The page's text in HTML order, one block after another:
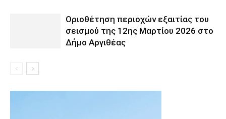
Οριοθέτηση περιοχών εξαιτίας του
σεισμού της 12ης Μαρτίου 2026 στο
Δήμο Αργιθέας